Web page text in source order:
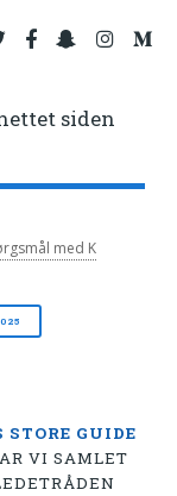
siden
med K
GUIDE
VI SAMLET